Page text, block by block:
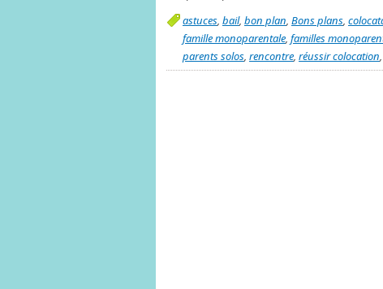
astuces, bail, bon plan, Bons plans,
famille monoparentale, familles
parents solos, rencontre, réussir colocation,